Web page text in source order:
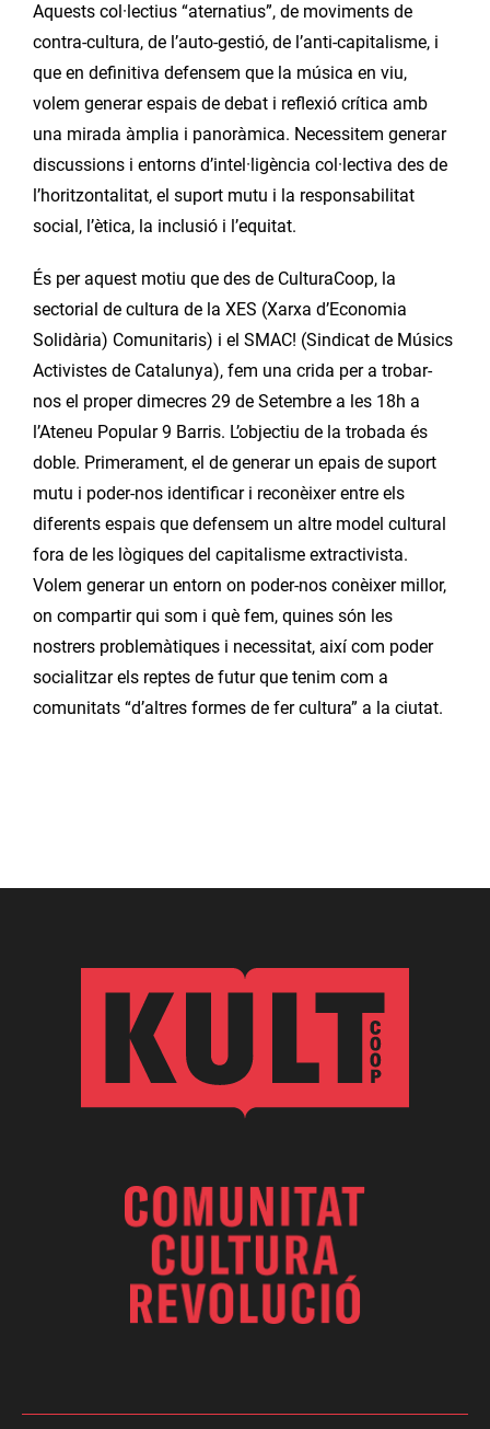
Aquests col·lectius “aternatius”, de moviments de
contra-cultura, de l’auto-gestió, de l’anti-capitalisme, i
que en definitiva defensem que la música en viu,
volem generar espais de debat i reflexió crítica amb
una mirada àmplia i panoràmica. Necessitem generar
discussions i entorns d’intel·ligència col·lectiva des de
l’horitzontalitat, el suport mutu i la responsabilitat
social, l’ètica, la inclusió i l’equitat.
És per aquest motiu que des de CulturaCoop, la
sectorial de cultura de la XES (Xarxa d’Economia
Solidària) Comunitaris) i el SMAC! (Sindicat de Músics
Activistes de Catalunya), fem una crida per a trobar-
nos el proper dimecres 29 de Setembre a les 18h a
l’Ateneu Popular 9 Barris. L’objectiu de la trobada és
doble. Primerament, el de generar un epais de suport
mutu i poder-nos identificar i reconèixer entre els
diferents espais que defensem un altre model cultural
fora de les lògiques del capitalisme extractivista.
Volem generar un entorn on poder-nos conèixer millor,
on compartir qui som i què fem, quines són les
nostrers problemàtiques i necessitat, així com poder
socialitzar els reptes de futur que tenim com a
comunitats “d’altres formes de fer cultura” a la ciutat.